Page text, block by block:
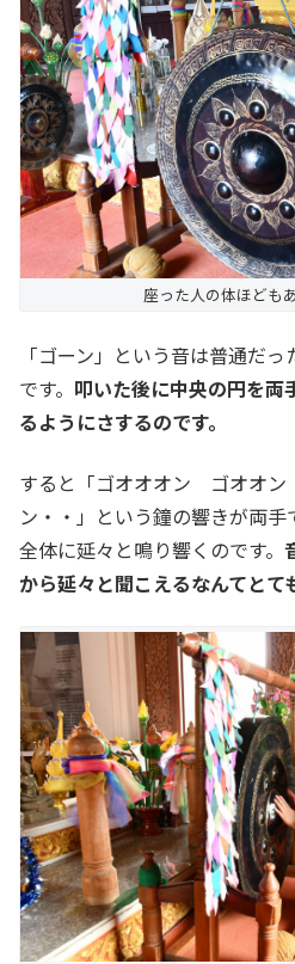
座った人の体ほども
「ゴーン」という音は普通だ
です。 叩いた後に中央の円を両
るようにさするのです。
すると「ゴオオオン ゴオオ
ン・・」という鐘の響きが両
全体に延々と鳴り響くのです。
から延々と聞こえるなんてとて